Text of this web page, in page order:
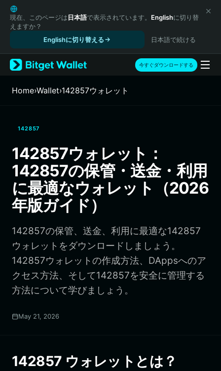
English
日本語
Tiếng Việt
Español (Latinoamérica)
Türkçe
Français
繁體中文
Bahasa Indonesia
ภาษาไทย
हिन्दी
Español
Português (Brasil)
現在、このページは日本語で表示されています。 Englishに切り替
えますか？
Englishに切り替える
日本語で続ける
今すぐダウンロードする
Home›Wallet›142857ウォレット
142857
142857ウォレット：
142857の保管・送金・利用
に最適なウォレット（2026
年版ガイド）
142857の保管、送金、利用に最適な142857
ウォレットをダウンロードしましょう。
142857ウォレットの作成方法、DAppsへのア
クセス方法、そして142857を安全に管理する
方法について学びましょう。
May 21, 2026
142857 ウォレットとは？